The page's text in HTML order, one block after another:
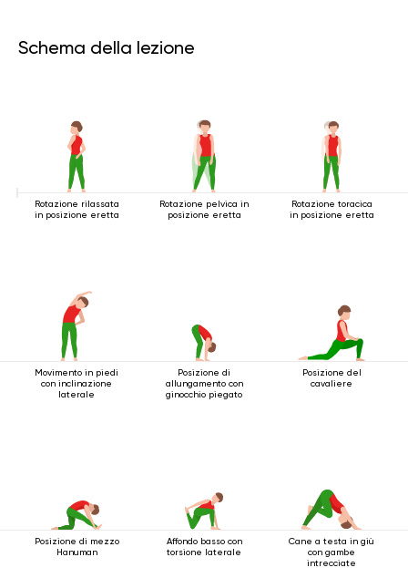
Schema della lezione
Rotazione rilassata
in posizione eretta
Rotazione pelvica in
posizione eretta
Rotazione toracica
in posizione eretta
Movimento in piedi
con inclinazione
laterale
Posizione di
allungamento con
ginocchio piegato
Posizione del
cavaliere
Posizione di mezzo
Hanuman
Affondo basso con
torsione laterale
Cane a testa in giù
con gambe
intrecciate